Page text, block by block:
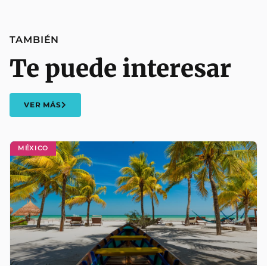
MÉXICO
TAMBIÉN
Te puede interesar
VER MÁS